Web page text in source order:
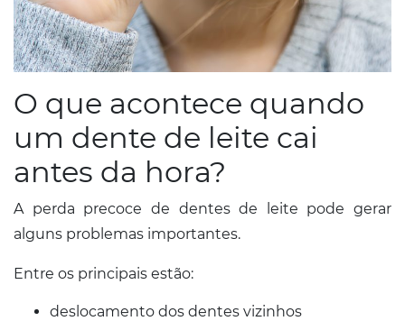
O que acontece quando
um dente de leite cai
antes da hora?
A perda precoce de dentes de leite pode gerar
alguns problemas importantes.
Entre os principais estão:
deslocamento dos dentes vizinhos